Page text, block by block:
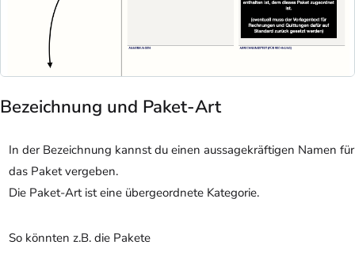
Bezeichnung und Paket-Art
In der Bezeichnung kannst du einen aussagekräftigen Namen für
das Paket vergeben.
Die Paket-Art ist eine übergeordnete Kategorie.
So könnten z.B. die Pakete